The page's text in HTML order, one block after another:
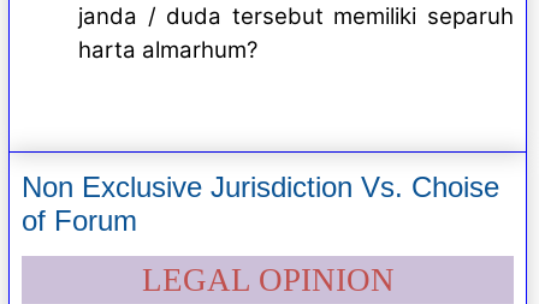
janda / duda tersebut memiliki separuh
harta almarhum?
Non Exclusive Jurisdiction Vs. Choise
of Forum
LEGAL OPINION